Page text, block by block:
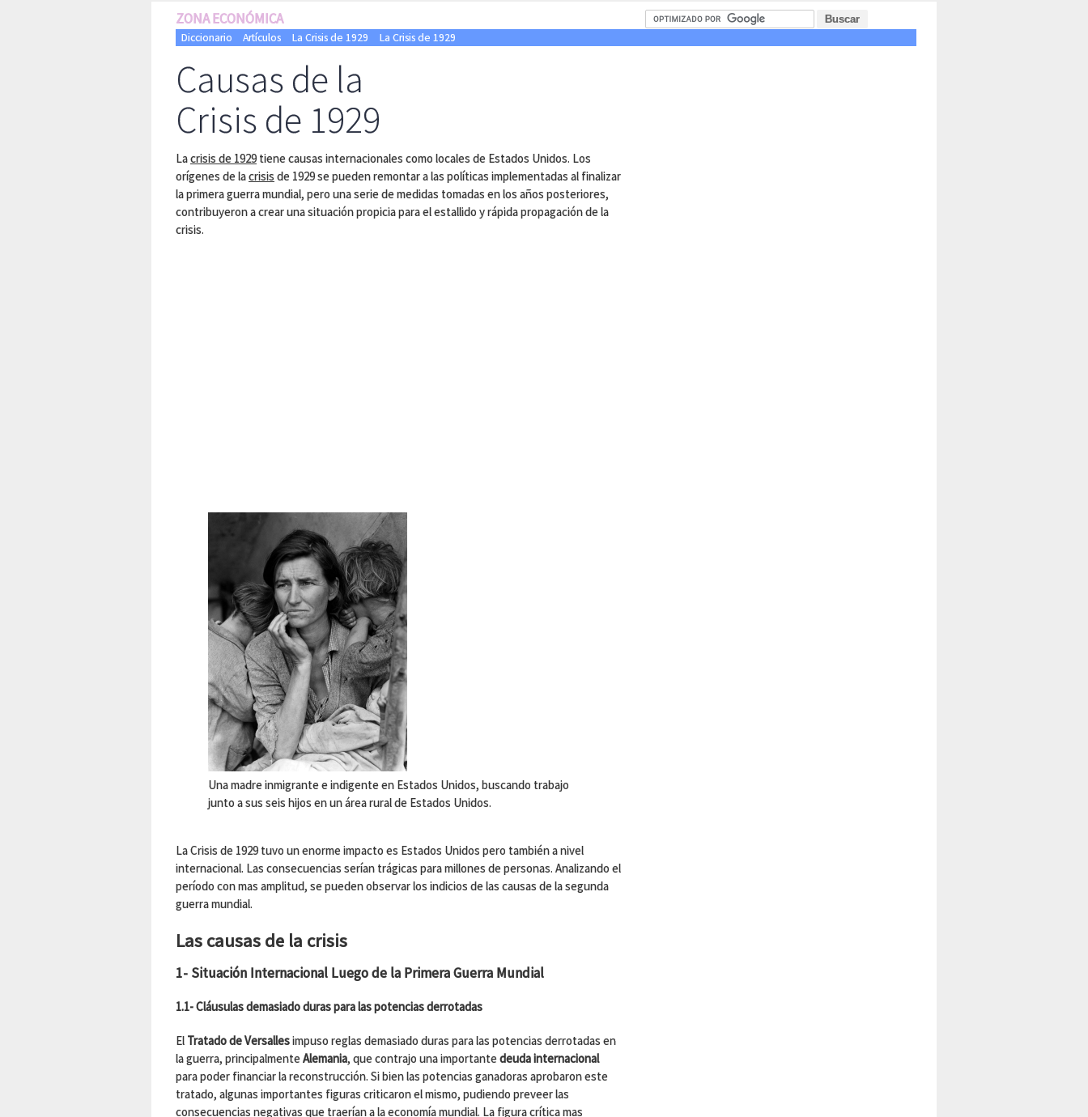
ZONA ECONÓMICA
Diccionario Artículos La Crisis de 1929 La Crisis de 1929
Causas de la
Crisis de 1929
Lacrisis de 1929 tiene causas internacionales como locales de Estados Unidos. Los
orígenes de lacrisis de 1929 se pueden remontar a las políticas implementadas al finalizar
la primera guerra mundial, pero una serie de medidas tomadas en los años posteriores,
contribuyeron a crear una situación propicia para el estallido y rápida propagación de la
crisis.
Una madre inmigrante e indigente en Estados Unidos, buscando trabajo
junto a sus seis hijos en un área rural de Estados Unidos.
La Crisis de 1929 tuvo un enorme impacto es Estados Unidos pero también a nivel
internacional. Las consecuencias serían trágicas para millones de personas. Analizando el
período con mas amplitud, se pueden observar los indicios de las causas de la segunda
guerra mundial.
Las causas de la crisis
1- Situación Internacional Luego de la Primera Guerra Mundial
1.1- Cláusulas demasiado duras para las potencias derrotadas
El Tratado de Versallesimpuso reglas demasiado duras para las potencias derrotadas en
la guerra, principalmenteAlemania, que contrajo una importantedeuda internacional
para poder financiar la reconstrucción. Si bien las potencias ganadoras aprobaron este
tratado, algunas importantes figuras criticaron el mismo, pudiendo preveer las
consecuencias negativas que traerían a laeconomíamundial. La figura crítica mas